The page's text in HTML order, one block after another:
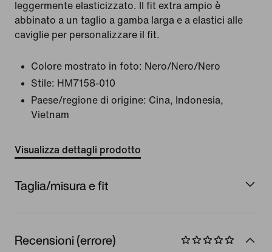
leggermente elasticizzato. Il fit extra ampio è
abbinato a un taglio a gamba larga e a elastici alle
caviglie per personalizzare il fit.
Colore mostrato in foto: Nero/Nero/Nero
Stile: HM7158-010
Paese/regione di origine: Cina, Indonesia,
Vietnam
Visualizza dettagli prodotto
Taglia/misura e fit
Recensioni (errore)